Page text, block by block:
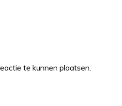
te kunnen plaatsen.